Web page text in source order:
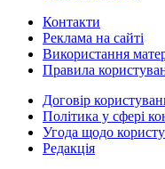
Контакти
Реклама на сайті
Використання
Правила
Договір
Політика у сфері
Угода щодо
Редакція